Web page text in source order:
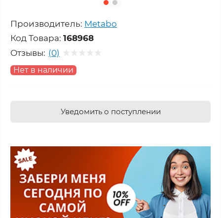
Производитель: Metabo
Код Товара: 168968
Отзывы: (0)
Нет в наличии
Уведомить о поступлении